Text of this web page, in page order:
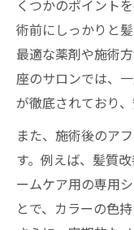
くつかのポイント
術前にしっかりと
最適な薬剤や施術
座のサロンでは、
が徹底されており
また、施術後のア
す。例えば、髪質
ームケア用の専用
とで、カラーの色